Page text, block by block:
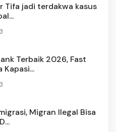
Tifa jadi terdakwa kasus
Terbaik 2026, Fast
Migran Ilegal Bisa